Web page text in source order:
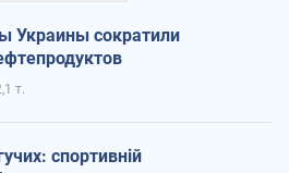
Украины сократили
т.
спортивній